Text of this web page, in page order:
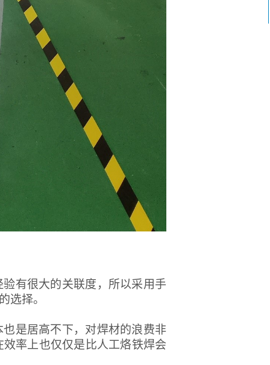
有很大的关联度，所以采用手
选择。
是居高不下，对焊材的浪费非
率上也仅仅是比人工烙铁焊会